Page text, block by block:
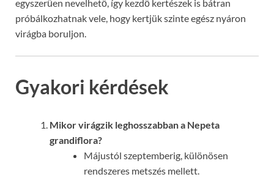
egyszerűen nevelhető, így kezdő kertészek is bátran
próbálkozhatnak vele, hogy kertjük szinte egész nyáron
virágba boruljon.
Gyakori kérdések
Mikor virágzik leghosszabban a Nepeta
grandiflora?
Májustól szeptemberig, különösen
rendszeres metszés mellett.